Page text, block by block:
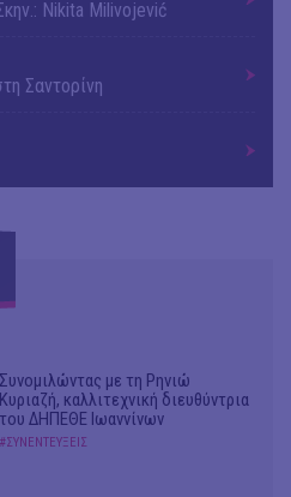
Nikita Milivojević
Σαντορίνη
Συνομιλώντας με τη Ρηνιώ
Κυριαζή, καλλιτεχνική διευθύντρια
του ΔΗΠΕΘΕ Ιωαννίνων
#ΣΥΝΕΝΤΕΥΞΕΙΣ